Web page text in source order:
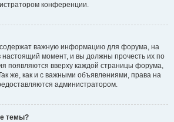
конференции.
важную информацию для форума, на
настоящий момент, и вы должны прочесть их по
появляются вверху каждой страницы форума,
же, как и с важными объявлениями, права на
администратором.
темы?